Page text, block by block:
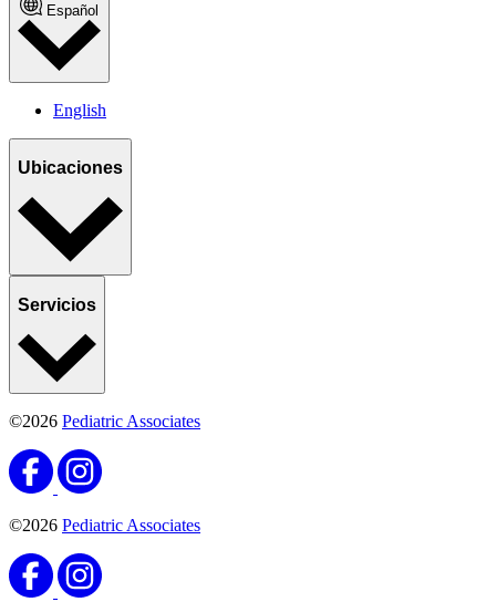
Español
English
Ubicaciones
Servicios
©2026 Pediatric Associates
©2026 Pediatric Associates